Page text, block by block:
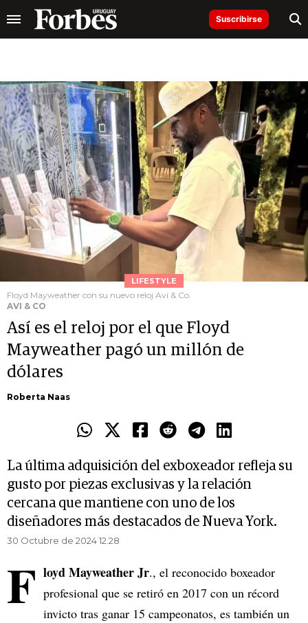
Suscribirse
LIFESTYLE
Floyd Mayweather con su nuevo reloj Avi & Co.
AVI & CO
Así es el reloj por el que Floyd
Mayweather pagó un millón de
dólares
Roberta Naas
La última adquisición del exboxeador refleja su
gusto por piezas exclusivas y la relación
cercana que mantiene con uno de los
diseñadores más destacados de Nueva York.
30 Octubre de 2024 12.28
F loyd Mayweather Jr., el reconocido boxeador
profesional que se retiró en 2017 con un récord
invicto tras ganar 15 campeonatos, es también un